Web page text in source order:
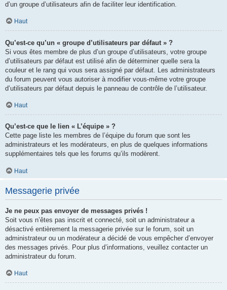
d’un groupe d’utilisateurs afin de faciliter leur identification.
Haut
Qu’est-ce qu’un « groupe d’utilisateurs par défaut » ?
Si vous êtes membre de plus d’un groupe d’utilisateurs, votre groupe
d’utilisateurs par défaut est utilisé afin de déterminer quelle sera la
couleur et le rang qui vous sera assigné par défaut. Les administrateurs
du forum peuvent vous autoriser à modifier vous-même votre groupe
d’utilisateurs par défaut depuis le panneau de contrôle de l’utilisateur.
Haut
Qu’est-ce que le lien « L’équipe » ?
Cette page liste les membres de l’équipe du forum que sont les
administrateurs et les modérateurs, en plus de quelques informations
supplémentaires tels que les forums qu’ils modèrent.
Haut
Messagerie privée
Je ne peux pas envoyer de messages privés !
Soit vous n’êtes pas inscrit et connecté, soit un administrateur a
désactivé entièrement la messagerie privée sur le forum, soit un
administrateur ou un modérateur a décidé de vous empêcher d’envoyer
des messages privés. Pour plus d’informations, veuillez contacter un
administrateur du forum.
Haut